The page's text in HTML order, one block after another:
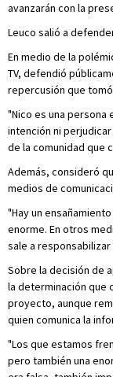
avanzarán con la
Leuco salió a
En medio de la
TV, defendió
repercusión que
"Nico es una persona
intención ni
de la comunidad que
Además, consideró
medios de
"Hay un
enorme. En otros
sale a
Sobre la decisión de
la determinación que
proyecto, aunque
quien comunica la
"Los que estamos
pero también una